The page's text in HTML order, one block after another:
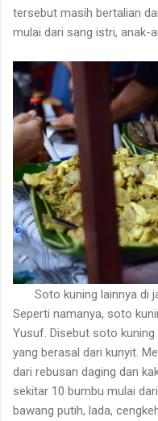
tersebut masih bertalian
mulai dari sang istri, anak-
Soto kuning lainnya di
Seperti namanya, soto
Yusuf. Disebut soto kuning
yang berasal dari kunyit.
dari rebusan daging dan
sekitar 10 bumbu mulai
bawang putih, lada,